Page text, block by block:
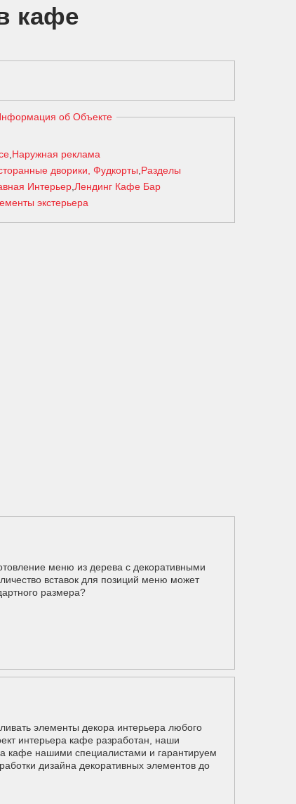
кафе
об Объекте
Наружная реклама
дворики, Фудкорты Разделы
Интерьер Лендинг Кафе Бар
экстерьера
меню из дерева с декоративными
вставок для позиций меню может
размера?
элементы декора интерьера любого
интерьера кафе разработан, наши
кафе нашими специалистами и гарантируем
дизайна декоративных элементов до